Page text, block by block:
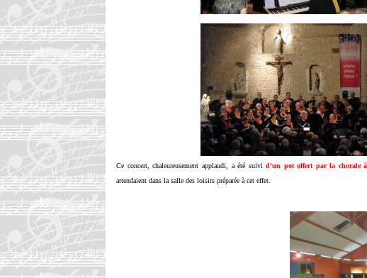
Ce concert, chaleureusement applaudi, a été suivid'un pot offert par la chorale à
attendaient dans la salle des loisirs préparée à cet effet.